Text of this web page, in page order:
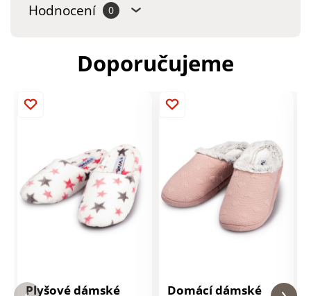
Hodnocení 0
Doporučujeme
Plyšové dámské
Domácí dámské